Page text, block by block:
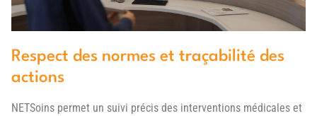
Respect des normes et traçabilité des
actions
NETSoins permet un suivi précis des interventions médicales et